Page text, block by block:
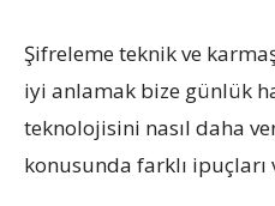
Şifreleme teknik ve
iyi anlamak bize günlük
teknolojisini nasıl daha
konusunda farklı ipuçları